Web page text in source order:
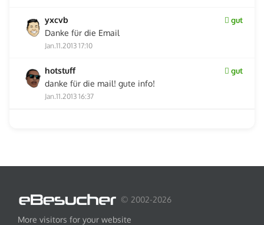
yxcvb gut
Danke für die Email
Jan.11.2013 17:10
hotstuff gut
danke für die mail! gute info!
Jan.11.2013 16:37
© 2002-2026
More visitors for your website